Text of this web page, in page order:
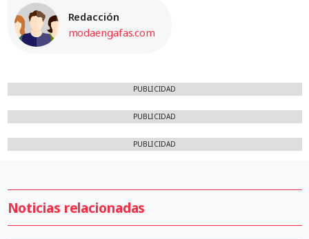
Redacción
modaengafas.com
PUBLICIDAD
PUBLICIDAD
PUBLICIDAD
Noticias relacionadas